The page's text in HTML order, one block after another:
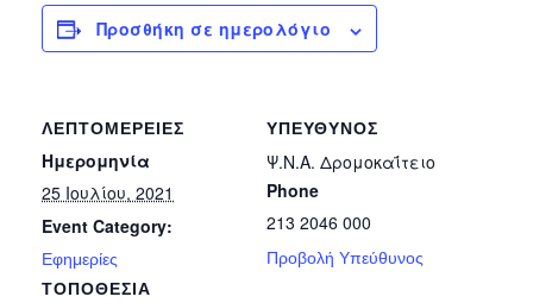
Προσθήκη σε ημερολόγιο
ΛΕΠΤΟΜΈΡΕΙΕΣ
Ημερομηνία
25 Ιουλίου, 2021
Event Category:
Εφημερίες
ΤΟΠΟΘΕΣΊΑ
ΥΠΕΎΘΥΝΟΣ
Ψ.Ν.Α. Δρομοκαΐτειο
Phone
213 2046 000
Προβολή Υπεύθυνος